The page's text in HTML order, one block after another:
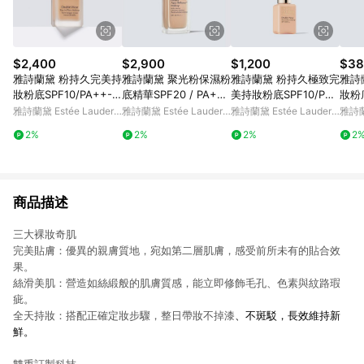
$2,400
雅詩蘭黛 粉持久完美持
妝粉底SPF10/PA++- I
U摯愛同款
雅詩蘭黛 Estée Lauder
2%
$2,900
雅詩蘭黛 聚光粉保濕粉
底精華SPF20 / PA++
+
雅詩蘭黛 Estée Lauder
2%
$1,200
雅詩蘭黛 粉持久極致完
美持妝粉底SPF10/PA+
+
雅詩蘭黛 Estée Lauder
2%
雅詩
妝粉
雅詩
商品描述
三大裸妝奇肌
完美貼膚：優異的親膚質地，宛如第二層肌膚，感受前所未有的貼合效
果。
絲滑美肌：營造如絲緞般的肌膚質感，能立即修飾毛孔、色素與紋路瑕
疵。
全天持妝：搭配正確定妝步驟，整日帶妝不掉漆 、不斑駁，長效維持新
鮮。